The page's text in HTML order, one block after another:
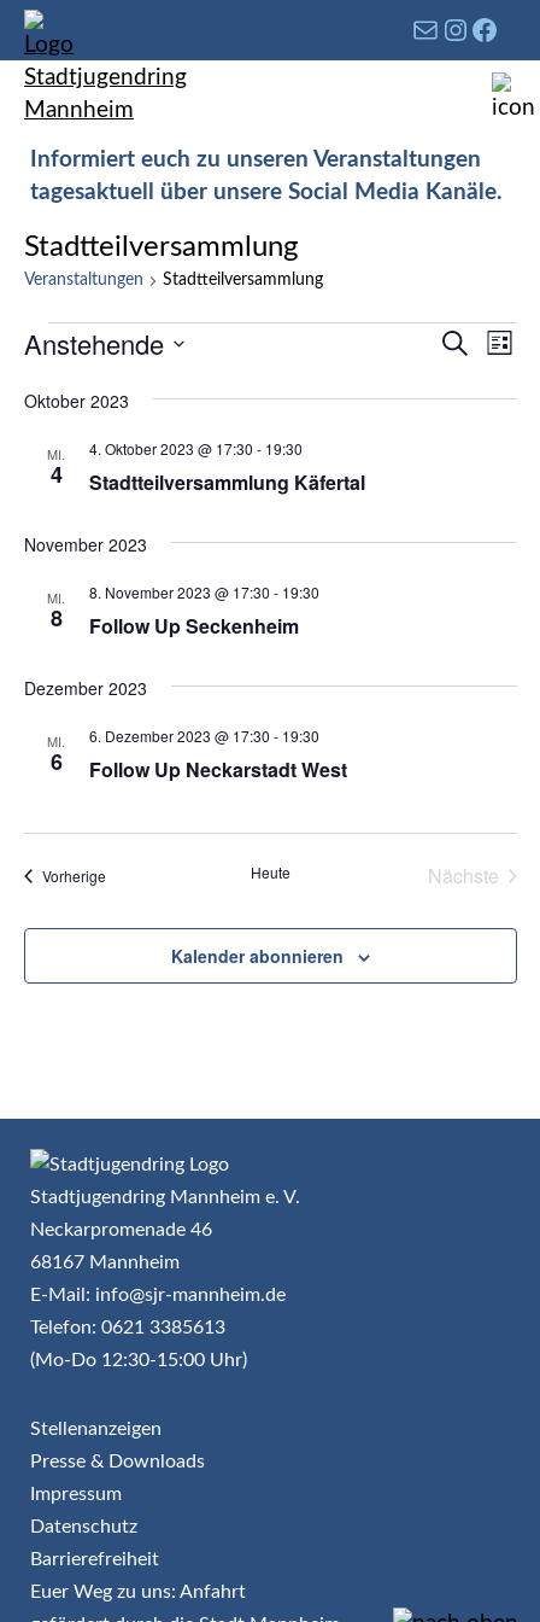
Informiert euch zu unseren Veranstaltungen
tagesaktuell über unsere Social Media Kanäle.
Stadtteilversammlung
Veranstaltungen Stadtteilversammlung
und
Suche
Liste
Anstehende
wählen.
Oktober 2023
MI.
4 Stadtteilversammlung Käfertal
4. Oktober 2023 @ 17:30 - 19:30
November 2023
MI.
8 Follow Up Seckenheim
8. November 2023 @ 17:30 - 19:30
Dezember 2023
MI.
6 Follow Up Neckarstadt West
6. Dezember 2023 @ 17:30 - 19:30
VorherigeVeranstaltungen Heute
Nächste
Kalender abonnieren
Stadtjugendring Mannheim e. V.
Neckarpromenade 46
68167 Mannheim
E-Mail: info@sjr-mannheim.de
Telefon: 0621 3385613
(Mo-Do 12:30-15:00 Uhr)
Stellenanzeigen
Presse & Downloads
Impressum
Datenschutz
Barrierefreiheit
Euer Weg zu uns: Anfahrt